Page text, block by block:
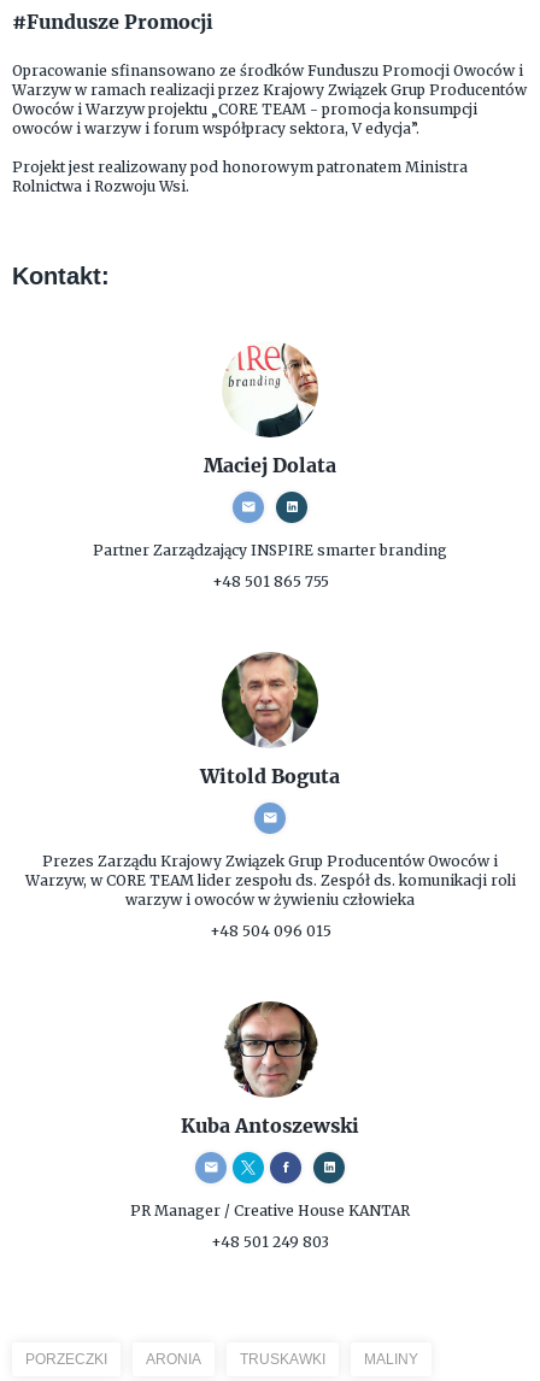
#Fundusze Promocji
Opracowanie sfinansowano ze środków Funduszu Promocji Owoców i
Warzyw w ramach realizacji przez Krajowy Związek Grup Producentów
Owoców i Warzyw projektu „CORE TEAM - promocja konsumpcji
owoców i warzyw i forum współpracy sektora, V edycja”.
Projekt jest realizowany pod honorowym patronatem Ministra
Rolnictwa i Rozwoju Wsi.
Kontakt:
Maciej Dolata
Partner Zarządzający INSPIRE smarter branding
+48 501 865 755
Witold Boguta
Prezes Zarządu Krajowy Związek Grup Producentów Owoców i
Warzyw, w CORE TEAM lider zespołu ds. Zespół ds. komunikacji roli
warzyw i owoców w żywieniu człowieka
+48 504 096 015
Kuba Antoszewski
PR Manager / Creative House KANTAR
+48 501 249 803
PORZECZKI ARONIA TRUSKAWKI MALINY